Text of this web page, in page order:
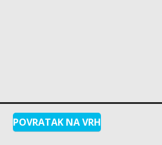
POVRATAK NA VRH